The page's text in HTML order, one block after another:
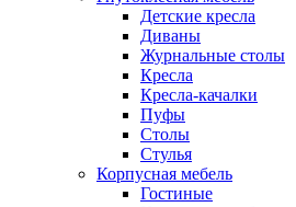
Детские кресла
Диваны
Журнальные столы
Кресла
Кресла-качалки
Пуфы
Столы
Стулья
Корпусная мебель
Гостиные